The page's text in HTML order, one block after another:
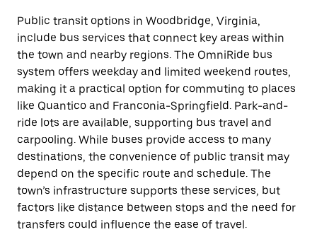
Public transit options in Woodbridge, Virginia,
include bus services that connect key areas within
the town and nearby regions. The OmniRide bus
system offers weekday and limited weekend routes,
making it a practical option for commuting to places
like Quantico and Franconia-Springfield. Park-and-
ride lots are available, supporting bus travel and
carpooling. While buses provide access to many
destinations, the convenience of public transit may
depend on the specific route and schedule. The
town’s infrastructure supports these services, but
factors like distance between stops and the need for
transfers could influence the ease of travel.